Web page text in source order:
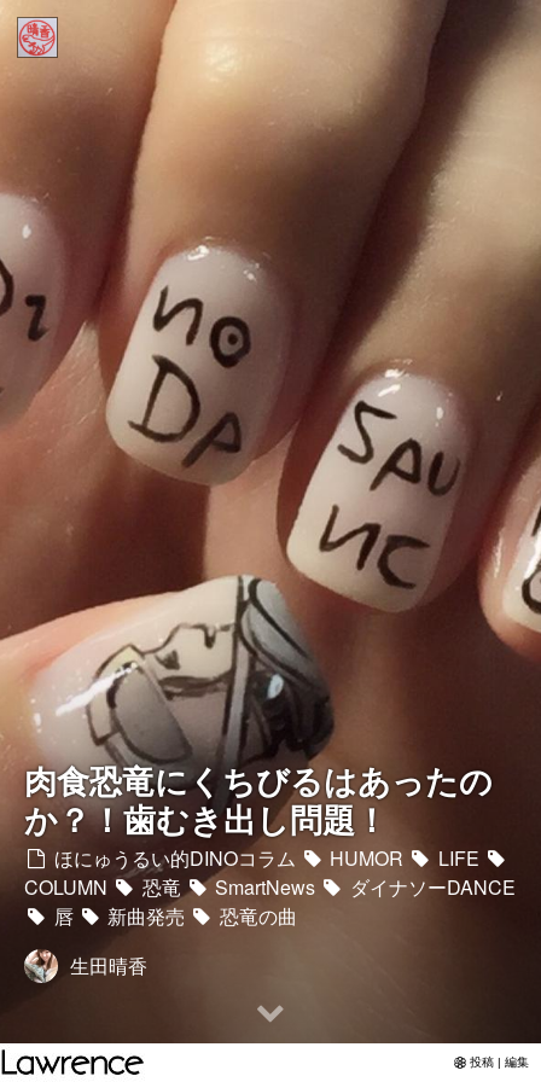
Home
ほにゅうるい的DINOコラム
インスタ
アメブロ
ミリブロ
YouTubeチャンネル
肉食恐竜にくちびるはあったの
か？！歯むき出し問題！
ほにゅうるい的DINOコラム HUMOR
LIFE
COLUMN
恐竜 SmartNews
ダイナソーDANCE
唇
新曲発売
恐竜の曲
生田晴香
投稿 | 編集